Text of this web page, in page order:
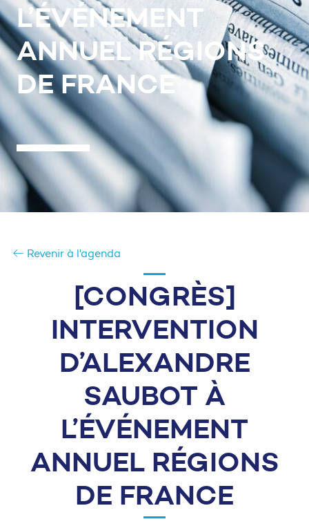
L’ÉVÉNEMENT
ANNUEL RÉGIONS
DE FRANCE
Revenir à l'agenda
[CONGRÈS]
INTERVENTION
D’ALEXANDRE
SAUBOT À
L’ÉVÉNEMENT
ANNUEL RÉGIONS
DE FRANCE